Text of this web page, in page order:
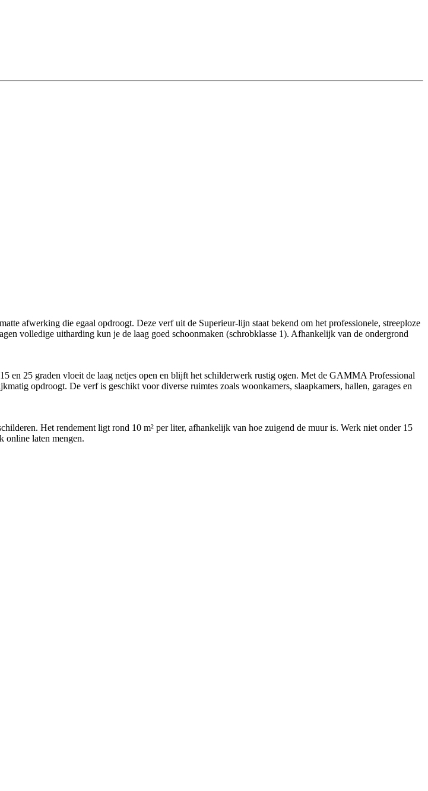
afwerking die egaal opdroogt. Deze verf uit de Superieur-lijn staat bekend om het professionele, streeploze
volledige uitharding kun je de laag goed schoonmaken (schrobklasse 1). Afhankelijk van de ondergrond
en 25 graden vloeit de laag netjes open en blijft het schilderwerk rustig ogen. Met de GAMMA Professional
opdroogt. De verf is geschikt voor diverse ruimtes zoals woonkamers, slaapkamers, hallen, garages en
Het rendement ligt rond 10 m² per liter, afhankelijk van hoe zuigend de muur is. Werk niet onder 15
online laten mengen.